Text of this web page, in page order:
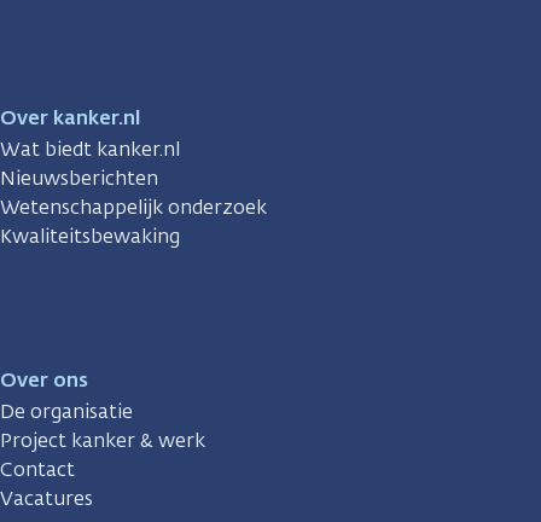
Over kanker.nl
Wat biedt kanker.nl
Nieuwsberichten
Wetenschappelijk onderzoek
Kwaliteitsbewaking
Over ons
De organisatie
Project kanker & werk
Contact
Vacatures